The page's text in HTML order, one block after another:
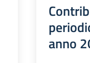
anno